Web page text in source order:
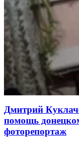
Дмитрий
помощь
фоторепортаж